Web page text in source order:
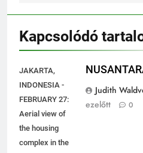
Kapcsolódó
JAKARTA,
INDONESIA -
FEBRUARY 27:
Aerial view of
the housing
Judith